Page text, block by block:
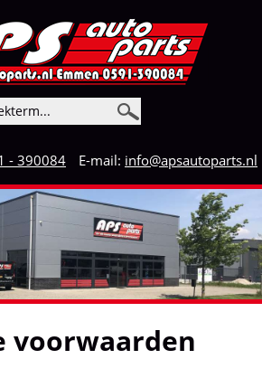
- 390084 E-mail: info@apsautoparts.nl
voorwaarden